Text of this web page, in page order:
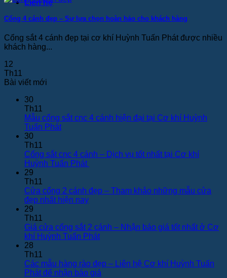
Liên hệ
Cổng 4 cánh đẹp – Sự lựa chọn hoàn hảo cho khách hàng
Cổng sắt 4 cánh đẹp tại cơ khí Huỳnh Tuấn Phát được nhiều
khách hàng...
12
Th11
Bài viết mới
30
Th11
Mẫu cổng sắt cnc 4 cánh hiện đại tại Cơ khí Huỳnh
Tuấn PhátKhông
luận
ở
sắt
cnc
hiện
đại
khí
Huỳnh
30
Th11
Cổng sắt cnc 4 cánh – Dịch vụ tốt nhất tại Cơ khí
Huỳnh Tuấn Phát
luận
ở
cnc
4
Dịch
vụ
29
Th11
Cửa cổng 2 cánh đẹp – Tham khảo những mẫu cửa
đẹp nhất hiện nayKhông
luận
ở
2
cánh
29
Th11
Giá cửa cổng sắt 2 cánh – Nhận báo giá tốt nhất ở Cơ
khí Huỳnh Tuấn PhátKhông
luận
ở
28
Th11
Các mẫu hàng rào đẹp – Liên hệ Cơ khí Huỳnh Tuấn
Phát để nhận báo giá